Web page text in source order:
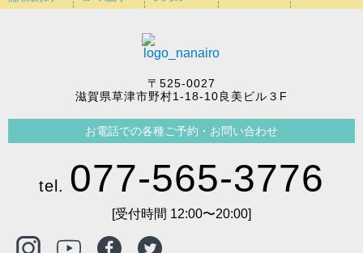
〒525-0027
滋賀県草津市野村1-18-10良美ビル３F
お電話での各種ご予約・お問い合わせ
tel. 077-565-3776
[受付時間 12:00〜20:00]